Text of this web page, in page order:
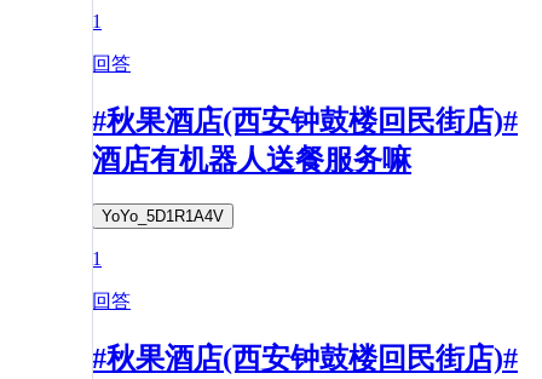
1
回答
#秋果酒店(西安钟鼓楼回民街店)#
酒店有机器人送餐服务嘛
YoYo_5D1R1A4V
1
回答
#秋果酒店(西安钟鼓楼回民街店)#